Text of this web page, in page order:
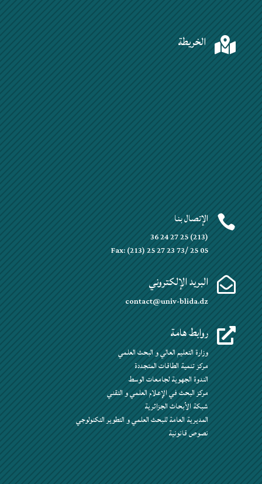
 الخريطة
 الإتصال بنا
(213) 25 27 24 36
Fax: (213) 25 27 23 73/ 25 05
 البريد الإلكتروني
contact@univ-blida.dz
 روابط هامة
وزارة التعليم العالي و البحث العلمي
مركز تنمية الطاقات المتجددة
الندوة الجهوية لجامعات الوسط
مركز البحث في الإعلام العلمي و التقني
شبكة الأبحاث الجزائرية
المديرية العامة للبحث العلمي و التطوير التكنولوجي
نصوص قانونية